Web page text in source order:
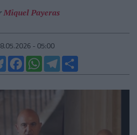
Miquel Payeras
- 05:00
BlueskyFacebookWhatsAppTelegram